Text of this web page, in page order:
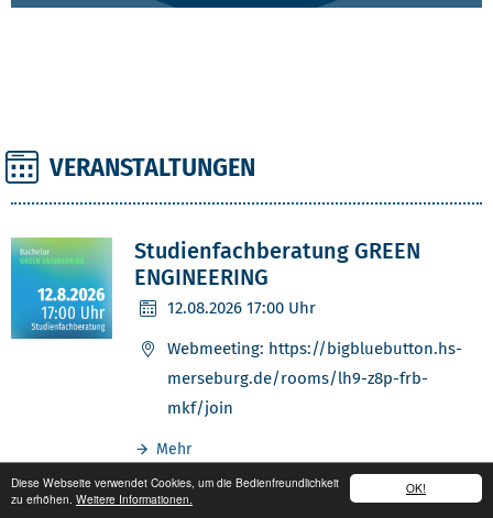
OK!
Diese Webseite verwendet Cookies, um die Bedienfreundlichkeit
zu erhöhen. Weitere Informationen.
ANGEBOTE
VERANSTALTUNGEN
Studienfachberatung GREEN
ENGINEERING
12.08.2026 17:00 Uhr
Webmeeting: https://bigbluebutton.hs-
merseburg.de/rooms/lh9-z8p-frb-
mkf/join
Mehr